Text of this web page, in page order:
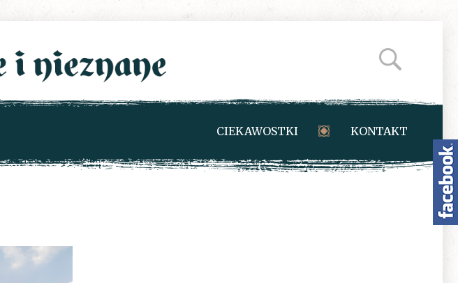
CIEKAWOSTKI KONTAKT